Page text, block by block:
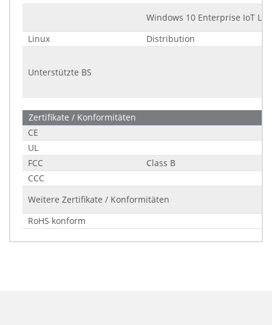
Windows 10 Enterprise IoT
Linux
Distribution
Unterstützte BS
Zertifikate / Konformitäten
CE
UL
FCC
Class B
CCC
Weitere Zertifikate / Konformitäten
RoHS konform